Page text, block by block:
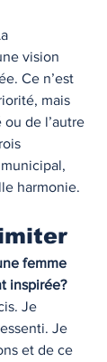
vision
Ce n’est
mais
ou de l’autre
harmonie.
femme
inspirée?
Je
Je
et de ce